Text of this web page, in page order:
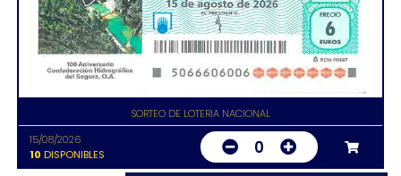
SORTEO DE LOTERIA NACIONAL
15/08/2026
10 DISPONIBLES 0